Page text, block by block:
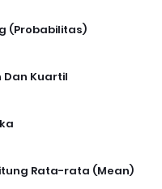
(Probabilitas)
Kuartil
Rata-rata (Mean)